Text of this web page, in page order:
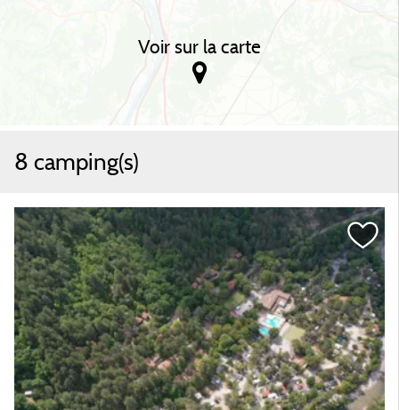
8 camping(s)
Voir sur la carte